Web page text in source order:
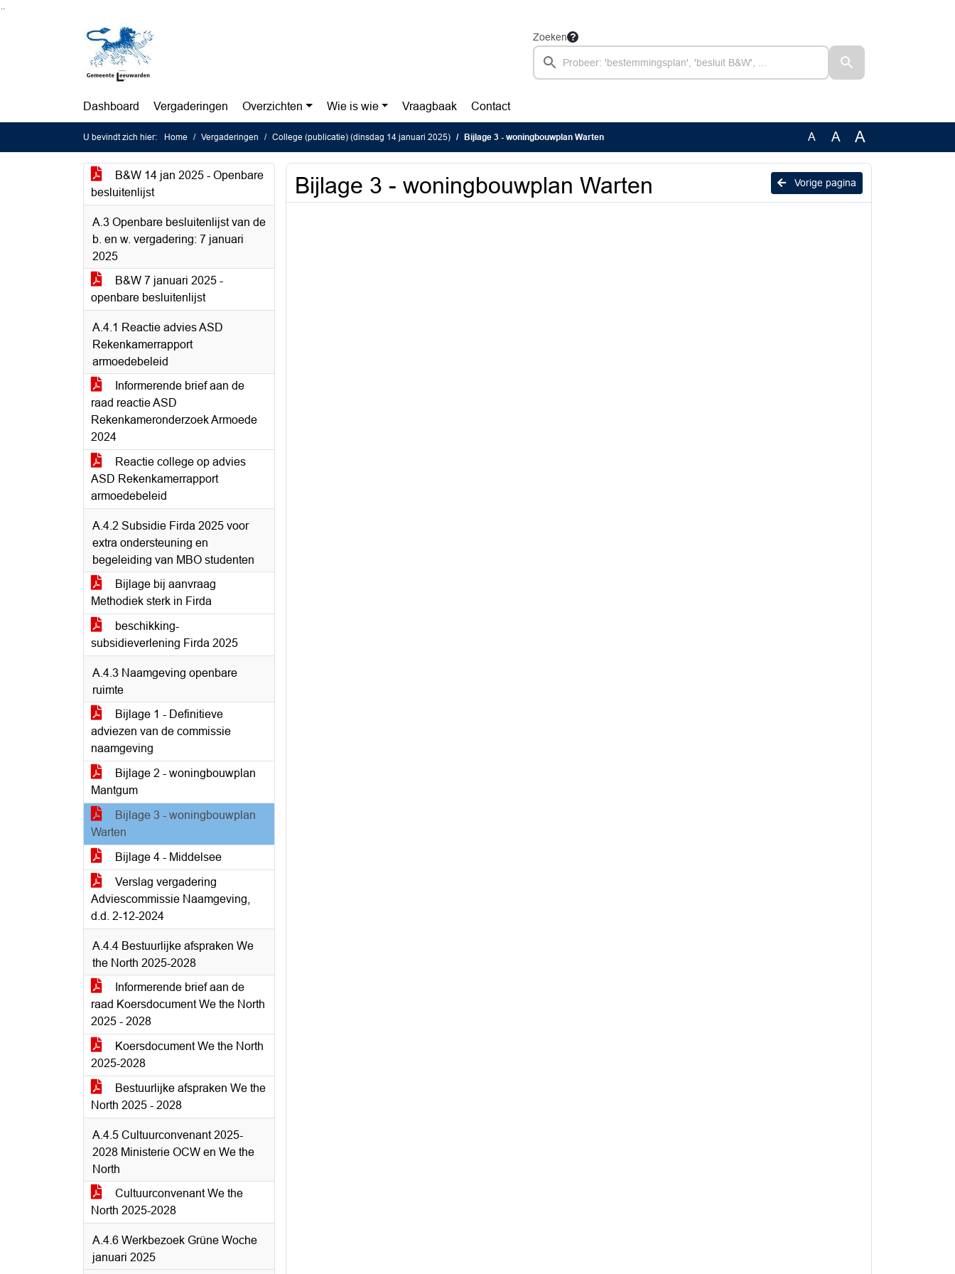
Zoeken
Dashboard Vergaderingen Overzichten Wie is wie Vraagbaak Contact
U bevindt zich hier: Home Vergaderingen College (publicatie) (dinsdag 14 januari 2025) Bijlage 3 - woningbouwplan Warten A A A
B&W 14 jan 2025 - Openbare
besluitenlijst
A.3 Openbare besluitenlijst van de
b. en w. vergadering: 7 januari
2025
B&W 7 januari 2025 -
openbare besluitenlijst
A.4.1 Reactie advies ASD
Rekenkamerrapport
armoedebeleid
Informerende brief aan de
raad reactie ASD
Rekenkameronderzoek Armoede
2024
Reactie college op advies
ASD Rekenkamerrapport
armoedebeleid
A.4.2 Subsidie Firda 2025 voor
extra ondersteuning en
begeleiding van MBO studenten
Bijlage bij aanvraag
Methodiek sterk in Firda
beschikking-
subsidieverlening Firda 2025
A.4.3 Naamgeving openbare
ruimte
Bijlage 1 - Definitieve
adviezen van de commissie
naamgeving
Bijlage 2 - woningbouwplan
Mantgum
Bijlage 3 - woningbouwplan
Warten
Bijlage 4 - Middelsee
Verslag vergadering
Adviescommissie Naamgeving,
d.d. 2-12-2024
A.4.4 Bestuurlijke afspraken We
the North 2025-2028
Informerende brief aan de
raad Koersdocument We the North
2025 - 2028
Koersdocument We the North
2025-2028
Bestuurlijke afspraken We the
North 2025 - 2028
A.4.5 Cultuurconvenant 2025-
2028 Ministerie OCW en We the
North
Cultuurconvenant We the
North 2025-2028
A.4.6 Werkbezoek Grüne Woche
januari 2025
Vorige pagina
Bijlage 3 - woningbouwplan Warten